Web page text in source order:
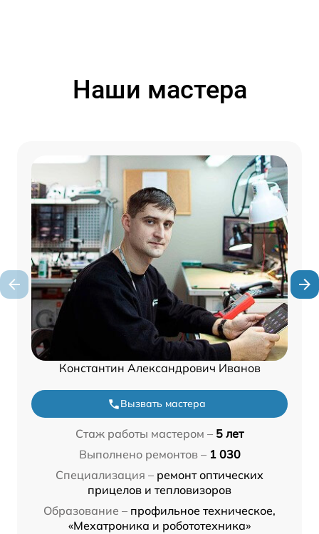
Наши мастера
Константин Александрович Иванов
Вызвать мастера
Стаж работы мастером – 5 лет
Выполнено ремонтов – 1 030
Специализация – ремонт оптических
прицелов и тепловизоров
Образование – профильное техническое,
«Мехатроника и робототехника»